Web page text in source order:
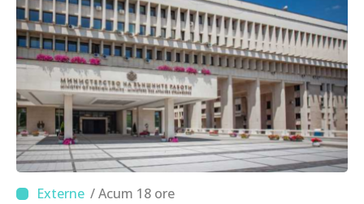
/ Acum 18 ore